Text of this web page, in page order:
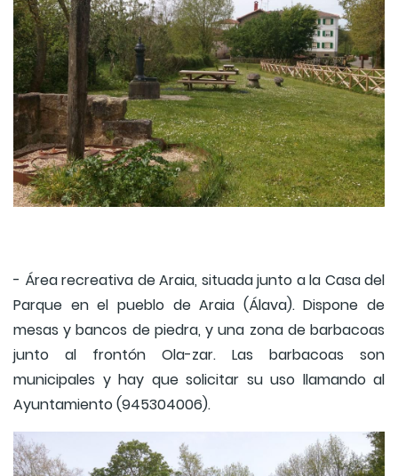
- Área recreativa de Araia, situada junto a la Casa del
Parque en el pueblo de Araia (Álava). Dispone de
mesas y bancos de piedra, y una zona de barbacoas
junto al frontón Ola-zar. Las barbacoas son
municipales y hay que solicitar su uso llamando al
Ayuntamiento (945304006).